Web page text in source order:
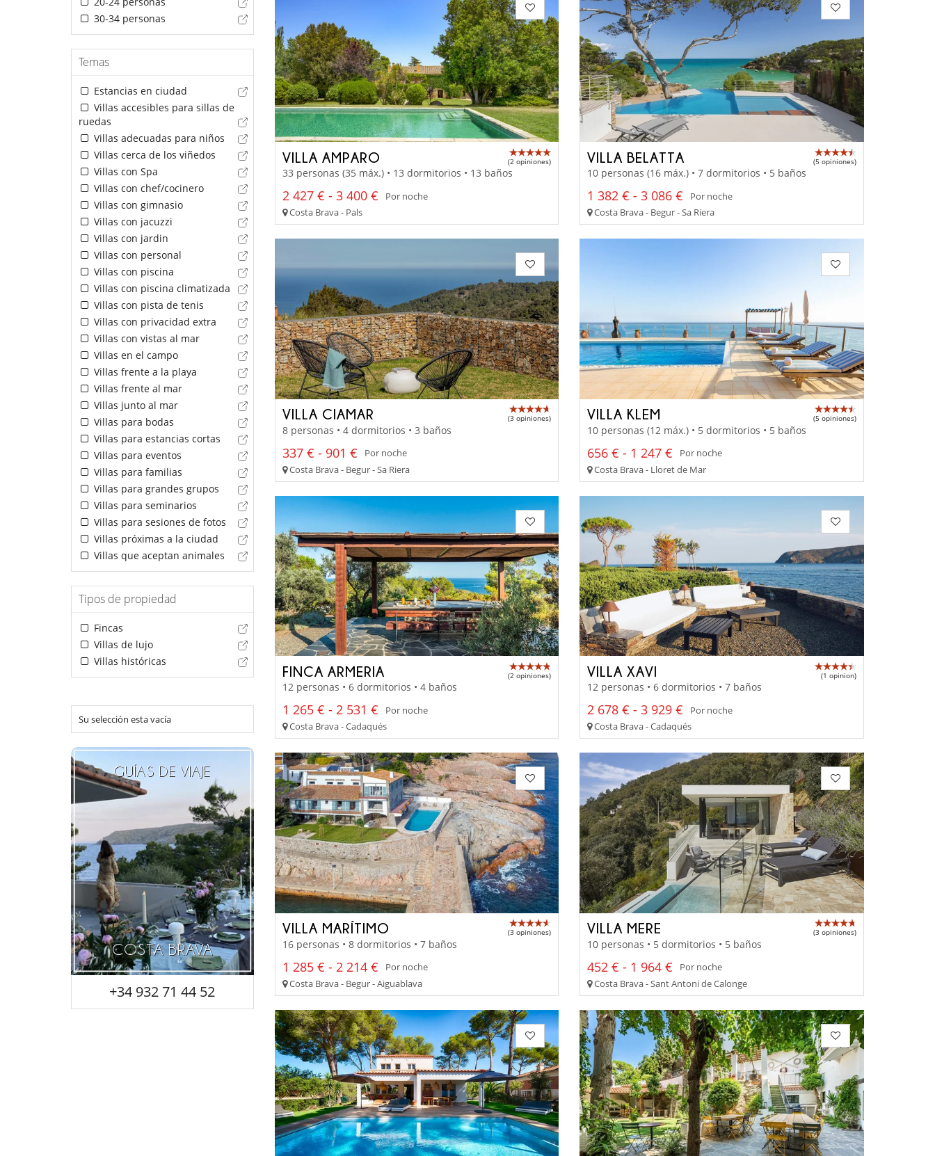
30-34 personas
Temas
Estancias en ciudad
Villas accesibles para sillas de
ruedas
Villas adecuadas para niños
Villas cerca de los viñedos
Villas con Spa
Villas con chef/cocinero
Villas con gimnasio
Villas con jacuzzi
Villas con jardin
Villas con personal
Villas con piscina
Villas con piscina climatizada
Villas con pista de tenis
Villas con privacidad extra
Villas con vistas al mar
Villas en el campo
Villas frente a la playa
Villas frente al mar
Villas junto al mar
Villas para bodas
Villas para estancias cortas
Villas para eventos
Villas para familias
Villas para grandes grupos
Villas para seminarios
Villas para sesiones de fotos
Villas próximas a la ciudad
Villas que aceptan animales
Tipos de propiedad
Fincas
Villas de lujo
Villas históricas
Su selección esta vacía
GUÍAS DE VIAJE
COSTA BRAVA
+34 932 71 44 52
VILLA AMPARO (2 opiniones)
33 personas (35 máx.) • 13 dormitorios • 13 baños
2 427 € - 3 400 €
Por noche
Costa Brava - Pals
VILLA BELATTA (5 opiniones)
10 personas (16 máx.) • 7 dormitorios • 5 baños
1 382 € - 3 086 €
Por noche
Costa Brava - Begur - Sa Riera
VILLA CIAMAR (3 opiniones)
8 personas • 4 dormitorios • 3 baños
337 € - 901 €
Por noche
Costa Brava - Begur - Sa Riera
VILLA KLEM (5 opiniones)
10 personas (12 máx.) • 5 dormitorios • 5 baños
656 € - 1 247 €
Por noche
Costa Brava - Lloret de Mar
FINCA ARMERIA (2 opiniones)
12 personas • 6 dormitorios • 4 baños
1 265 € - 2 531 €
Por noche
Costa Brava - Cadaqués
VILLA XAVI (1 opinion)
12 personas • 6 dormitorios • 7 baños
2 678 € - 3 929 €
Por noche
Costa Brava - Cadaqués
VILLA MARÍTIMO (3 opiniones)
16 personas • 8 dormitorios • 7 baños
1 285 € - 2 214 €
Por noche
Costa Brava - Begur - Aiguablava
VILLA MERE (3 opiniones)
10 personas • 5 dormitorios • 5 baños
452 € - 1 964 €
Por noche
Costa Brava - Sant Antoni de Calonge